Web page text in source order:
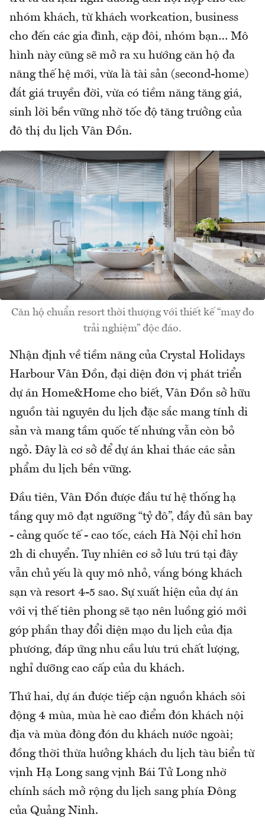
nhóm khách, từ khách workcation, business
cho đến các gia đình, cặp đôi, nhóm bạn… Mô
hình này cũng sẽ mở ra xu hướng căn hộ đa
năng thế hệ mới, vừa là tài sản (second-home)
đắt giá truyền đời, vừa có tiềm năng tăng giá,
sinh lời bền vững nhờ tốc độ tăng trưởng của
đô thị du lịch Vân Đồn.
Căn hộ chuẩn resort thời thượng với thiết kế “may đo
trải nghiệm” độc đáo.
Nhận định về tiềm năng của Crystal Holidays
Harbour Vân Đồn, đại diện đơn vị phát triển
dự án Home&Home cho biết, Vân Đồn sở hữu
nguồn tài nguyên du lịch đặc sắc mang tính di
sản và mang tầm quốc tế nhưng vẫn còn bỏ
ngỏ. Đây là cơ sở để dự án khai thác các sản
phẩm du lịch bền vững.
Đầu tiên, Vân Đồn được đầu tư hệ thống hạ
tầng quy mô đạt ngưỡng “tỷ đô”, đầy đủ sân bay
- cảng quốc tế - cao tốc, cách Hà Nội chỉ hơn
2h di chuyển. Tuy nhiên cơ sở lưu trú tại đây
vẫn chủ yếu là quy mô nhỏ, vắng bóng khách
sạn và resort 4-5 sao. Sự xuất hiện của dự án
với vị thế tiên phong sẽ tạo nên luồng gió mới
góp phần thay đổi diện mạo du lịch của địa
phương, đáp ứng nhu cầu lưu trú chất lượng,
nghỉ dưỡng cao cấp của du khách.
Thứ hai, dự án được tiếp cận nguồn khách sôi
động 4 mùa, mùa hè cao điểm đón khách nội
địa và mùa đông đón du khách nước ngoài;
đồng thời thừa hưởng khách du lịch tàu biển từ
vịnh Hạ Long sang vịnh Bái Tử Long nhờ
chính sách mở rộng du lịch sang phía Đông
của Quảng Ninh.